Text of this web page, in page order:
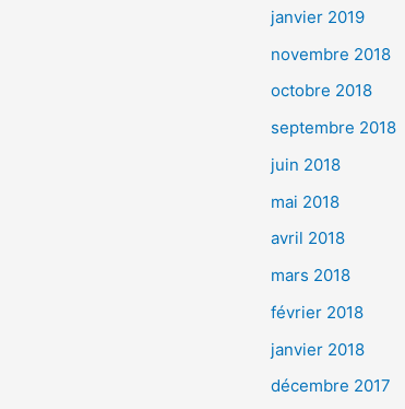
janvier 2019
novembre 2018
octobre 2018
septembre 2018
juin 2018
mai 2018
avril 2018
mars 2018
février 2018
janvier 2018
décembre 2017